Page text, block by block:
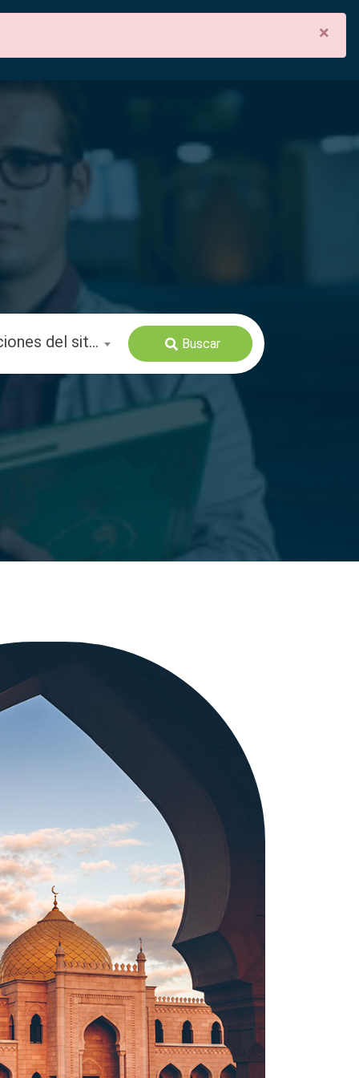
×
Buscar en todas las secciones del sitio Buscar